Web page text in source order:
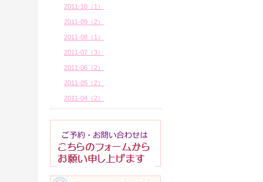
2011-10（1）
2011-09（2）
2011-08（1）
2011-07（3）
2011-06（2）
2011-05（2）
2011-04（2）